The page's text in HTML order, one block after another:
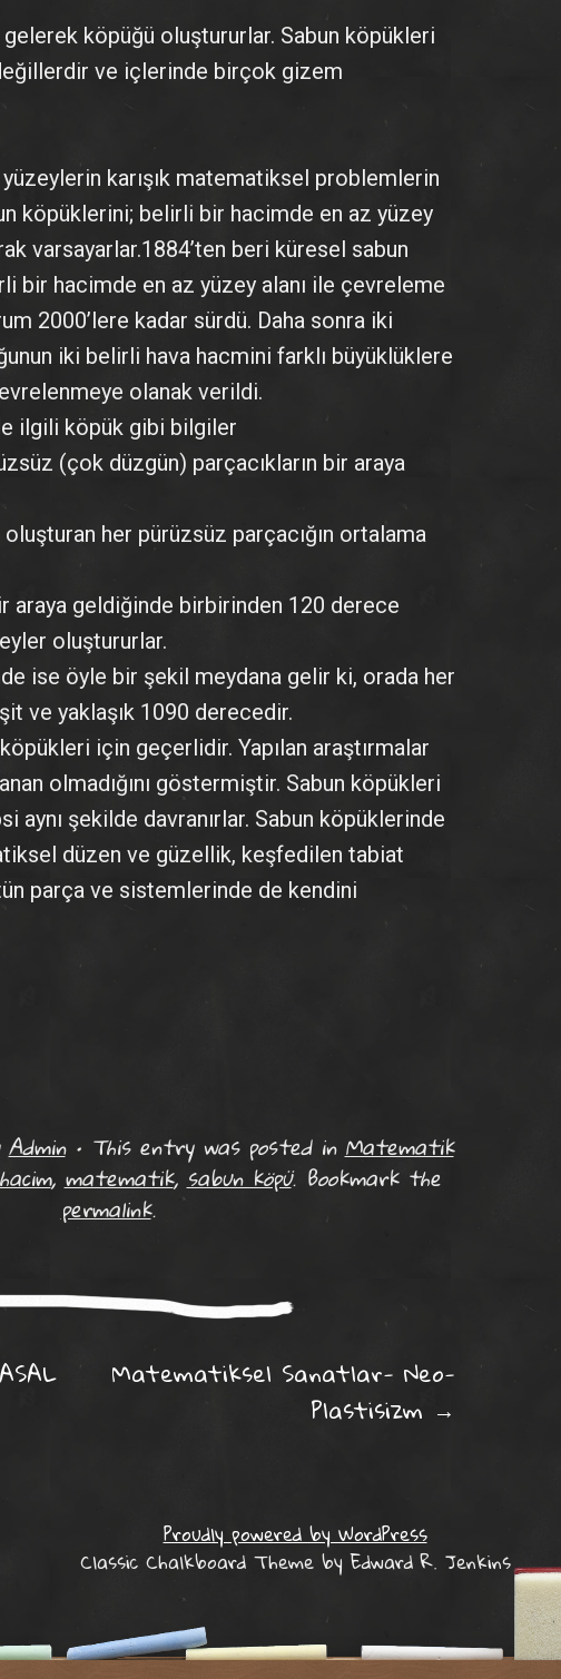
köpüğü oluştururlar. Sabun köpükleri
ve içlerinde birçok gizem
karışık matematiksel problemlerin
köpüklerini; belirli bir hacimde en az yüzey
varsayarlar.1884’ten beri küresel sabun
bir hacimde en az yüzey alanı ile çevreleme
2000’lere kadar sürdü. Daha sonra iki
iki belirli hava hacmini farklı büyüklüklere
olanak verildi.
ilgili köpük gibi bilgiler
(çok düzgün) parçacıkların bir araya
her pürüzsüz parçacığın ortalama
araya geldiğinde birbirinden 120 derece
oluştururlar.
ise öyle bir şekil meydana gelir ki, orada her
ve yaklaşık 1090 derecedir.
için geçerlidir. Yapılan araştırmalar
olmadığını göstermiştir. Sabun köpükleri
aynı şekilde davranırlar. Sabun köpüklerinde
düzen ve güzellik, keşfedilen tabiat
parça ve sistemlerinde de kendini
Admin • This entry was posted inMatematik
,matematik,sabun köpü. Bookmark the
permalink.
Matematiksel Sanatlar- Neo-
Plastisizm →
Proudly powered by WordPress
Classic Chalkboard Theme by Edward R. Jenkins